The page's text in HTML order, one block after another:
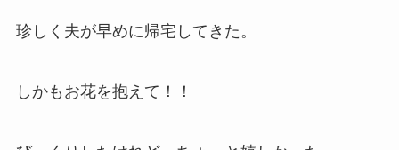
珍しく夫が早めに帰宅してきた。
しかもお花を抱えて！！